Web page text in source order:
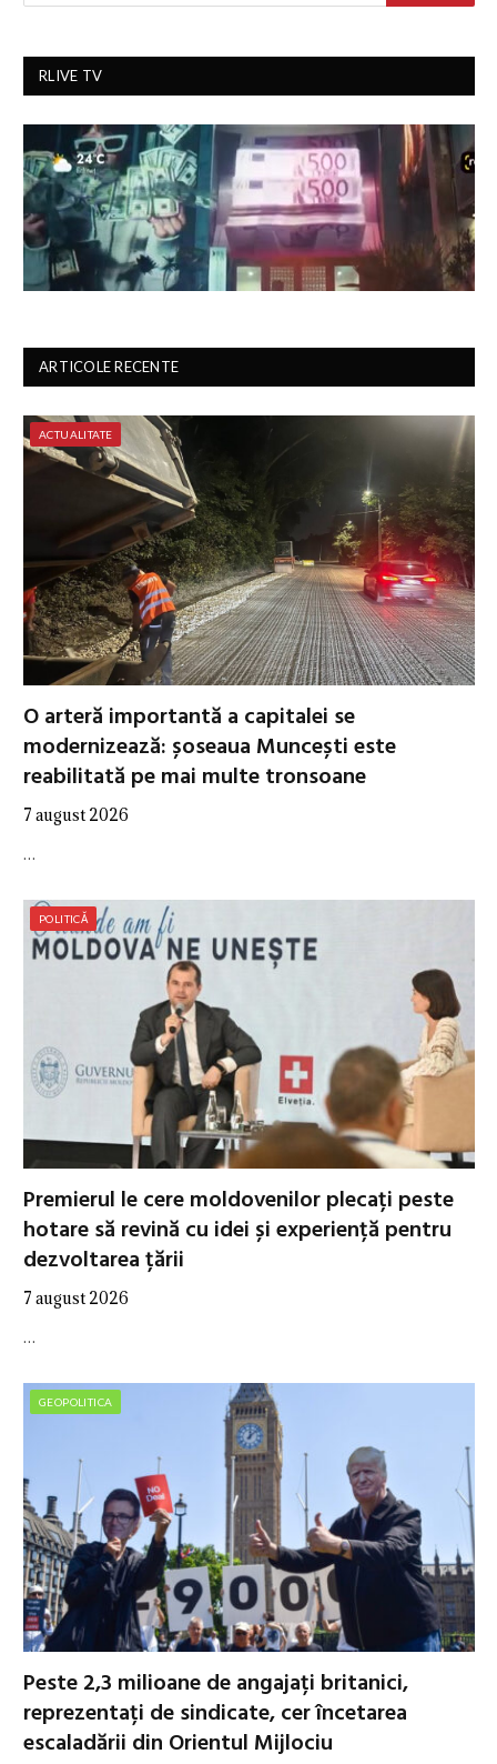
RLIVE TV
ARTICOLE RECENTE
ACTUALITATE
O arteră importantă a capitalei se
modernizează: șoseaua Muncești este
reabilitată pe mai multe tronsoane
7 august 2026
…
POLITICĂ
Premierul le cere moldovenilor plecați peste
hotare să revină cu idei și experiență pentru
dezvoltarea țării
7 august 2026
…
GEOPOLITICA
Peste 2,3 milioane de angajați britanici,
reprezentați de sindicate, cer încetarea
escaladării din Orientul Mijlociu